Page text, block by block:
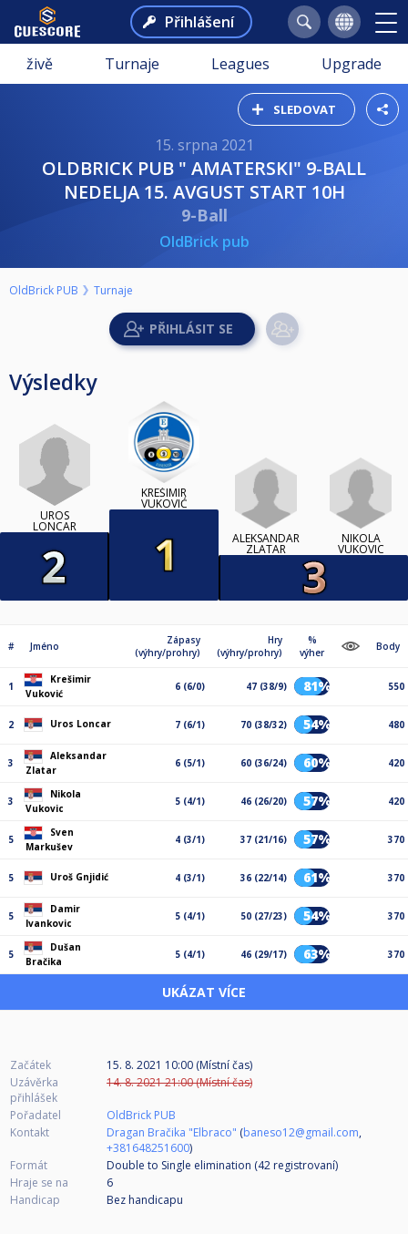
Přihlášení
živě Turnaje Leagues Upgrade
SLEDOVAT
15. srpna 2021
OLDBRICK PUB " AMATERSKI" 9-BALL
NEDELJA 15. AVGUST START 10H
9-Ball
OldBrick pub
OldBrick PUB Turnaje
Výsledky
UROS
LONCAR
KREŠIMIR
VUKOVIĆ
ALEKSANDAR
ZLATAR
NIKOLA
VUKOVIC
# Jméno
Zápasy
(výhry/prohry)
Hry
(výhry/prohry)
%
výher
Body
1
Krešimir
Vuković
6 (6/0) 47 (38/9) 81% 550
2 Uros Loncar 7 (6/1) 70 (38/32) 54% 480
3
Aleksandar
Zlatar
6 (5/1) 60 (36/24) 60% 420
3
Nikola
Vukovic
5 (4/1) 46 (26/20) 57% 420
5
Sven
Markušev
4 (3/1) 37 (21/16) 57% 370
5 Uroš Gnjidić 4 (3/1) 36 (22/14) 61% 370
5
Damir
Ivankovic
5 (4/1) 50 (27/23) 54% 370
5
Dušan
Bračika
5 (4/1) 46 (29/17) 63% 370
UKÁZAT VÍCE
Začátek
15. 8. 2021 10:00 (Místní čas)
Uzávěrka
přihlášek
14. 8. 2021 21:00 (Místní čas)
Pořadatel
OldBrick PUB
Kontakt
Dragan Bračika "Elbraco" (baneso12@gmail.com,
+381648251600)
Formát
Double to Single elimination (42 registrovaní)
Hraje se na
6
Handicap
Bez handicapu